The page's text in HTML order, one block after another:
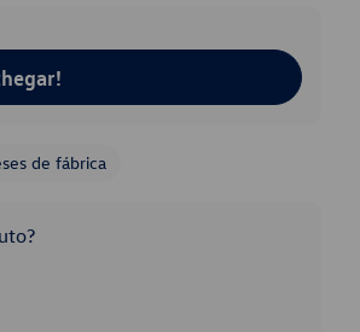
de fábrica